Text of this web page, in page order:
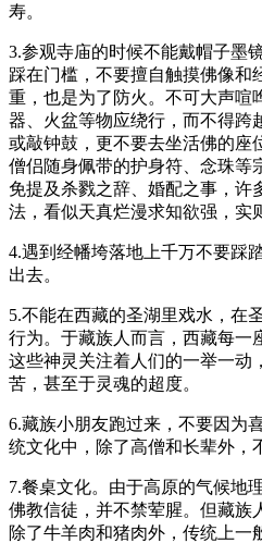
寿。
3.参观寺庙的时候不能戴帽子墨
踩在门槛，不要擅自触摸佛像和
重，也是为了防火。不可大声喧
器、火盆等物应绕行，而不得跨
或敲钟鼓，更不要去坐活佛的座
僧侣随身佩带的护身符、念珠等
免提及杀戮之辞、婚配之事，许
法，看似天真烂漫求知欲强，实
4.遇到经幡垮落地上千万不要踩
出去。
5.不能在西藏的圣湖里戏水，在
行为。于藏族人而言，西藏每一
这些神灵关注着人们的一举一动
苦，甚至于灵魂的超度。
6.藏族小朋友跑过来，不要因为
统文化中，除了高僧和长辈外，
7.餐桌文化。由于高原的气候地
佛教信徒，并不禁荤腥。但藏族
除了牛羊肉和猪肉外，传统上一